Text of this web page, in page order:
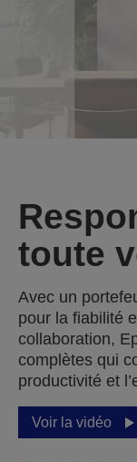
toute
Avec un
pour la fiabilité
collaboration,
complètes qui
productivité et
Voir la vidéo